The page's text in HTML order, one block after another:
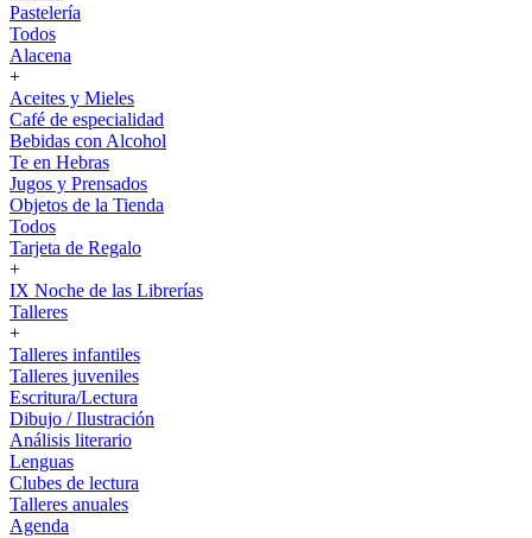
Pastelería
Todos
Alacena
+
Aceites y Mieles
Café de especialidad
Bebidas con Alcohol
Te en Hebras
Jugos y Prensados
Objetos de la Tienda
Todos
Tarjeta de Regalo
+
IX Noche de las Librerías
Talleres
+
Talleres infantiles
Talleres juveniles
Escritura/Lectura
Dibujo / Ilustración
Análisis literario
Lenguas
Clubes de lectura
Talleres anuales
Agenda